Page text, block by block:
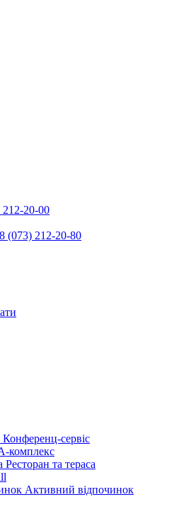
20-00
(073) 212-20-80
Конференц-сервіс
комплекс
Ресторан та тераса
Активний відпочинок